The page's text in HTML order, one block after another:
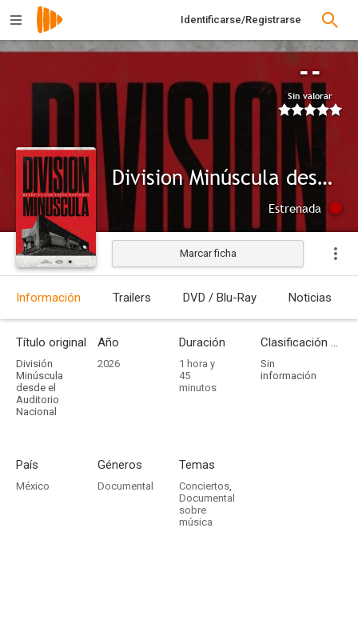
Identificarse/Registrarse
--
Sin valorar
Division Minúscula desde el Auditorio Nacional
Estrenada
Marcar ficha
Información Trailers DVD / Blu-Ray Noticias
Título original
División
Minúscula
desde el
Auditorio
Nacional
Año
2026
Duración
1 hora y
45
minutos
Clasificación por edades
Sin
información
País
México
Géneros
Documental
Temas
Conciertos,
Documental
sobre
música